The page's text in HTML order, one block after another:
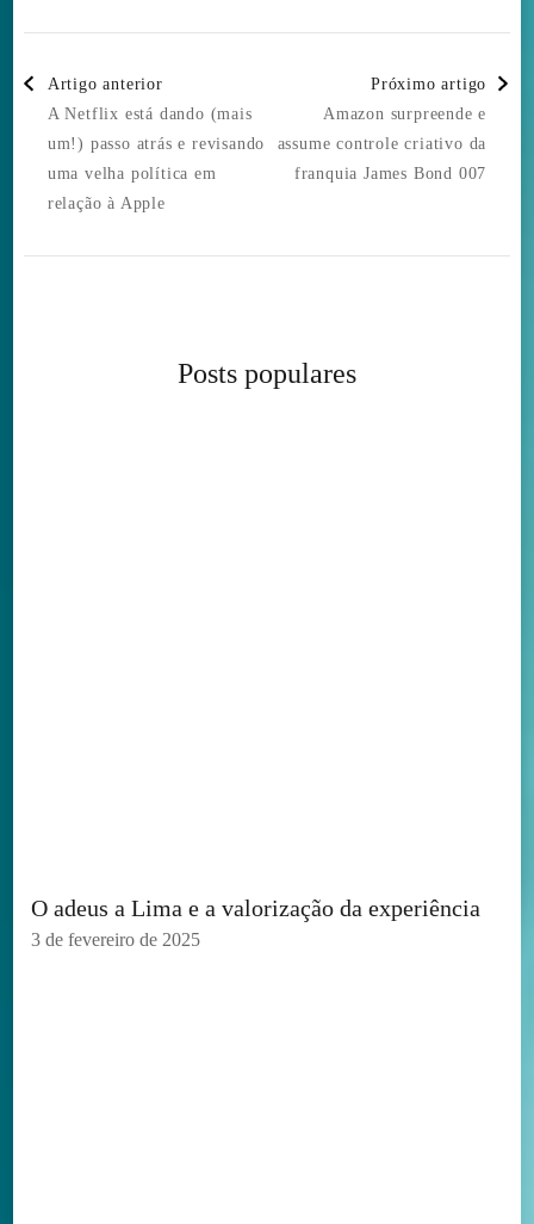
Post
Navigation
Artigo anterior
A Netflix está dando (mais
um!) passo atrás e revisando
uma velha política em
relação à Apple
Próximo artigo
Amazon surpreende e
assume controle criativo da
franquia James Bond 007
Posts populares
O adeus a Lima e a valorização da experiência
3 de fevereiro de 2025